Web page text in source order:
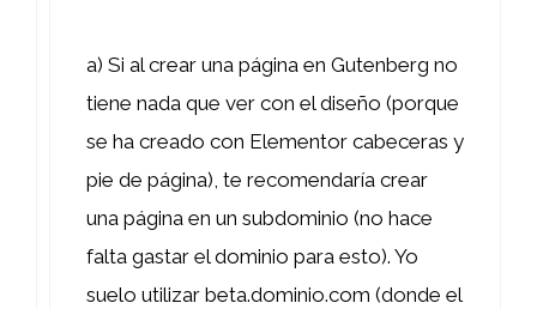
a) Si al crear una página en Gutenberg no
tiene nada que ver con el diseño (porque
se ha creado con Elementor cabeceras y
pie de página), te recomendaría crear
una página en un subdominio (no hace
falta gastar el dominio para esto). Yo
suelo utilizar beta.dominio.com (donde el